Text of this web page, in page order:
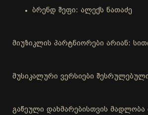
ბრენდ შეფი: ალექს ნათაძე
მიუზიკლის პარტნიორები არიან:
მუსიკალური ვერსიები
გაწეული დახმარებისთვის